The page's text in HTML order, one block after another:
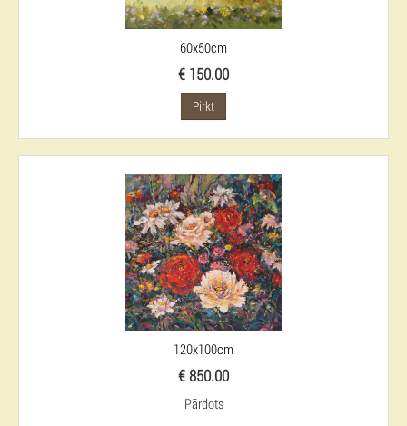
60x50cm
€ 150.00
Pirkt
120x100cm
€ 850.00
Pārdots